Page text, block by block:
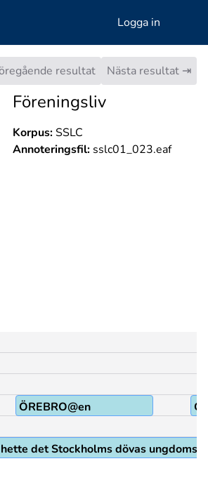
Logga in
resultat Nästa resultat ⇥
Föreningsliv
Korpus:SSLC
Annoteringsfil:sslc01_023.eaf
ÖREBRO@en
det Stockholms dövas